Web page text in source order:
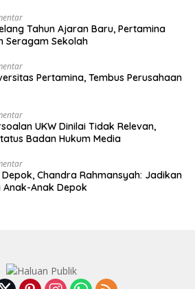
Tahun Ajaran Baru, Pertamina
Seragam Sekolah
Pertamina, Tembus Perusahaan
UKW Dinilai Tidak Relevan,
Badan Hukum Media
Chandra Rahmansyah: Jadikan
Anak Depok